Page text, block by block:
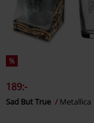
%
189:-
Sad But True Metallica